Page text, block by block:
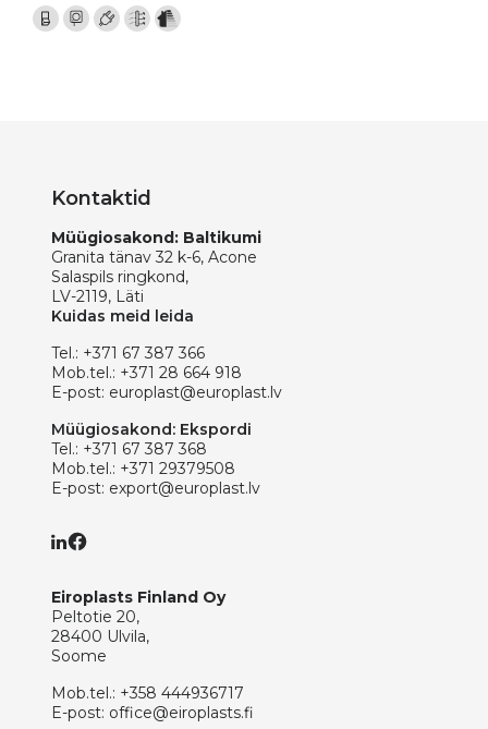
Kontaktid
Müügiosakond: Baltikumi
Granita tänav 32 k-6, Acone
Salaspils ringkond,
LV-2119, Läti
Kuidas meid leida
Tel.: +371 67 387 366
Mob.tel.: +371 28 664 918
E-post: europlast@europlast.lv
Müügiosakond: Ekspordi
Tel.: +371 67 387 368
Mob.tel.: +371 29379508
E-post: export@europlast.lv
Eiroplasts Finland Oy
Peltotie 20,
28400 Ulvila,
Soome
Mob.tel.: +358 444936717
E-post: office@eiroplasts.fi